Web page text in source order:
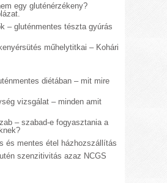
egy gluténérzékeny?
– gluténmentes tészta gyúrás
műhelytitkai – Kohári
diétában – mit mire
vizsgálat – minden amit
– szabad-e fogyasztania a
és mentes étel házhozszállítás
szenzitivitás azaz NCGS